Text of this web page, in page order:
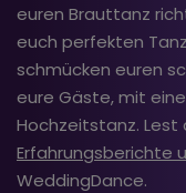
euren Brauttanz
euch perfekten
schmücken euren
eure Gäste, mit
Hochzeitstanz.
Erfahrungsberichte
WeddingDance.